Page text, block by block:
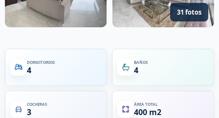
31 fotos
DORMITORIOS
4
BAÑOS
4
COCHERAS
3
ÁREA TOTAL
400 m2